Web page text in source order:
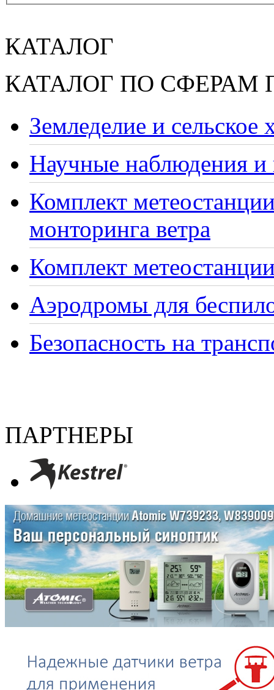
КАТАЛОГ
КАТАЛОГ ПО СФЕРАМ
Земледелие и сельское
Научные наблюдения и
Комплект
монторинга ветра
Комплект
Аэродромы для
Безопасность на
ПАРТНЕРЫ